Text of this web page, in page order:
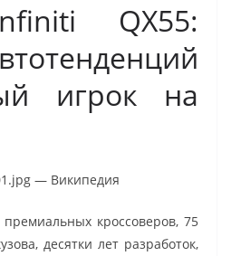
QX55:
игрок на
кроссоверов, 75
десятки лет разработок,